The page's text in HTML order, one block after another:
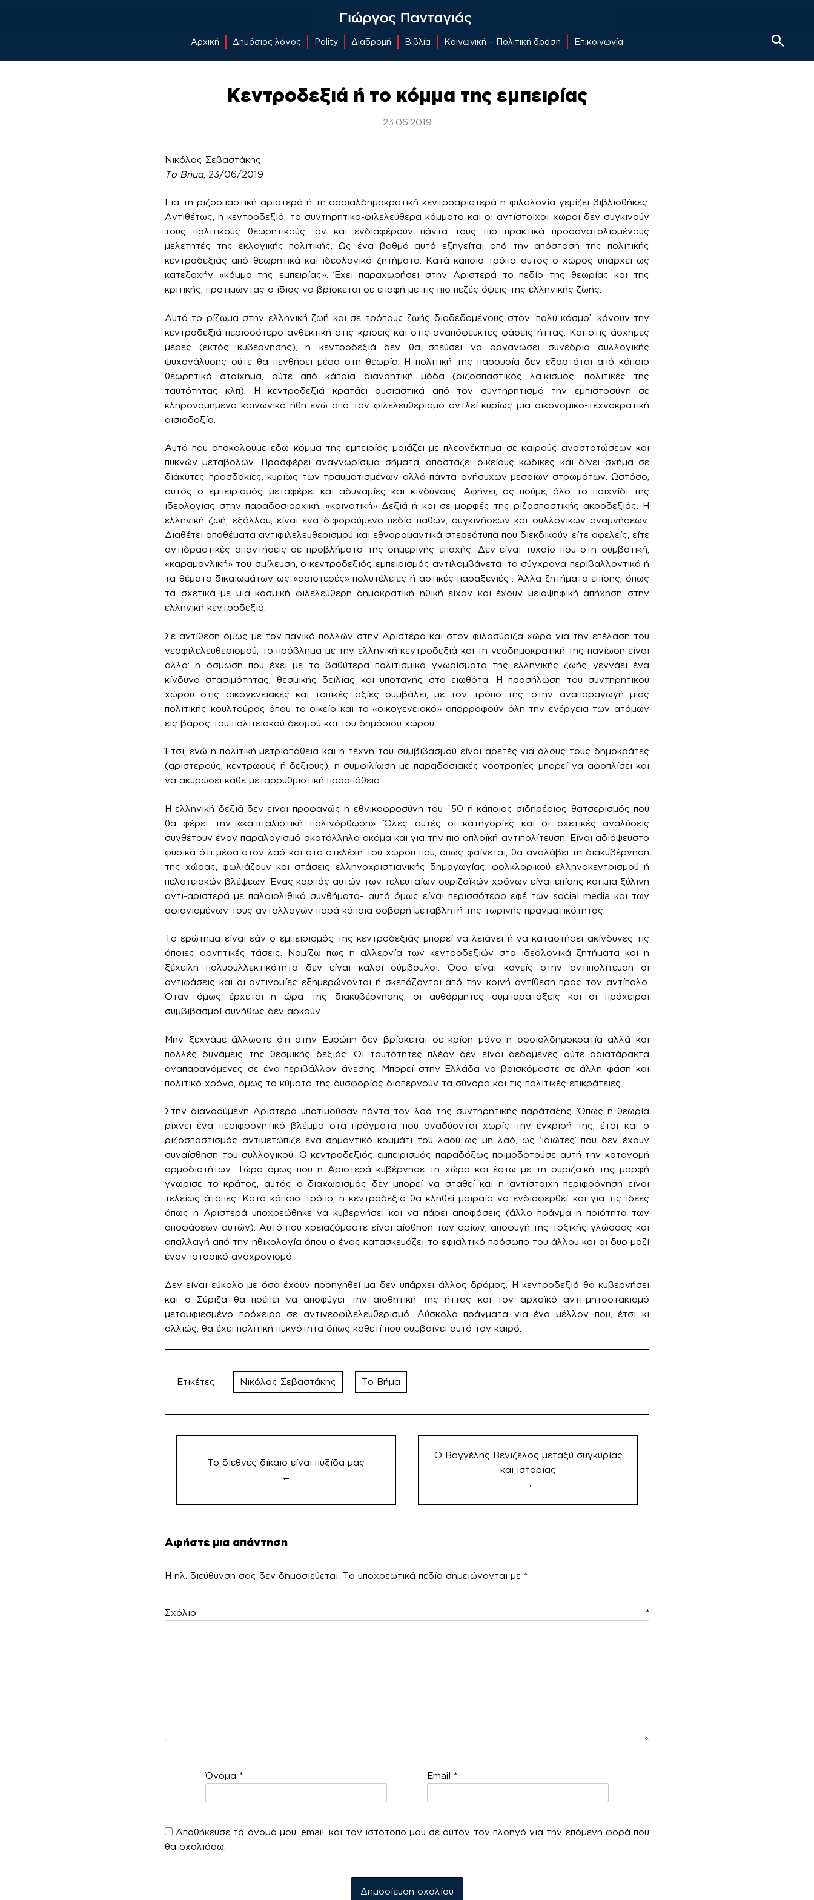
Αρχική Δημόσιος λόγος Polity Διαδρομή Βιβλία Κοινωνική – Πολιτική δράση Επικοινωνία
Κεντροδεξιά ή το κόμμα της εμπειρίας
23.06.2019
Νικόλας Σεβαστάκης
Το Βήμα, 23/06/2019
Για τη ριζοσπαστική αριστερά ή τη σοσιαλδημοκρατική κεντροαριστερά η φιλολογία γεμίζει βιβλιοθήκες.
Αντιθέτως, η κεντροδεξιά, τα συντηρητικο-φιλελεύθερα κόμματα και οι αντίστοιχοι χώροι δεν συγκινούν
τους πολιτικούς θεωρητικούς, αν και ενδιαφέρουν πάντα τους πιο πρακτικά προσανατολισμένους
μελετητές της εκλογικής πολιτικής. Ως ένα βαθμό αυτό εξηγείται από την απόσταση της πολιτικής
κεντροδεξιάς από θεωρητικά και ιδεολογικά ζητήματα. Κατά κάποιο τρόπο αυτός ο χώρος υπάρχει ως
κατεξοχήν «κόμμα της εμπειρίας». Έχει παραχωρήσει στην Αριστερά το πεδίο της θεωρίας και της
κριτικής, προτιμώντας ο ίδιος να βρίσκεται σε επαφή με τις πιο πεζές όψεις της ελληνικής ζωής.
Αυτό το ρίζωμα στην ελληνική ζωή και σε τρόπους ζωής διαδεδομένους στον ‘πολύ κόσμο’, κάνουν την
κεντροδεξιά περισσότερο ανθεκτική στις κρίσεις και στις αναπόφευκτες φάσεις ήττας. Και στις άσχημες
μέρες (εκτός κυβέρνησης), η κεντροδεξιά δεν θα σπεύσει να οργανώσει συνέδρια συλλογικής
ψυχανάλυσης ούτε θα πενθήσει μέσα στη θεωρία. Η πολιτική της παρουσία δεν εξαρτάται από κάποιο
θεωρητικό στοίχημα, ούτε από κάποια διανοητική μόδα (ριζοσπαστικός λαϊκισμός, πολιτικές της
ταυτότητας κλπ). Η κεντροδεξιά κρατάει ουσιαστικά από τον συντηρητισμό την εμπιστοσύνη σε
κληρονομημένα κοινωνικά ήθη ενώ από τον φιλελευθερισμό αντλεί κυρίως μια οικονομικο-τεχνοκρατική
αισιοδοξία.
Αυτό που αποκαλούμε εδώ κόμμα της εμπειρίας μοιάζει με πλεονέκτημα σε καιρούς αναστατώσεων και
πυκνών μεταβολών. Προσφέρει αναγνωρίσιμα σήματα, αποστάζει οικείους κώδικες και δίνει σχήμα σε
διάχυτες προσδοκίες, κυρίως των τραυματισμένων αλλά πάντα ανήσυχων μεσαίων στρωμάτων. Ωστόσο,
αυτός ο εμπειρισμός μεταφέρει και αδυναμίες και κινδύνους. Αφήνει, ας πούμε, όλο το παιχνίδι της
ιδεολογίας στην παραδοσιαρχική, «κοινοτική» Δεξιά ή και σε μορφές της ριζοσπαστικής ακροδεξιάς. Η
ελληνική ζωή, εξάλλου, είναι ένα διφορούμενο πεδίο παθών, συγκινήσεων και συλλογικών αναμνήσεων.
Διαθέτει αποθέματα αντιφιλελευθερισμού και εθνορομαντικά στερεότυπα που διεκδικούν είτε αφελείς, είτε
αντιδραστικές απαντήσεις σε προβλήματα της σημερινής εποχής. Δεν είναι τυχαίο που στη συμβατική,
«καραμανλική» του σμίλευση, ο κεντροδεξιός εμπειρισμός αντιλαμβάνεται τα σύγχρονα περιβαλλοντικά ή
τα θέματα δικαιωμάτων ως «αριστερές» πολυτέλειες ή αστικές παραξενιές . Άλλα ζητήματα επίσης, όπως
τα σχετικά με μια κοσμική φιλελεύθερη δημοκρατική ηθική είχαν και έχουν μειοψηφική απήχηση στην
ελληνική κεντροδεξιά.
Σε αντίθεση όμως με τον πανικό πολλών στην Αριστερά και στον φιλοσύριζα χώρο για την επέλαση του
νεοφιλελευθερισμού, το πρόβλημα με την ελληνική κεντροδεξιά και τη νεοδημοκρατική της παγίωση είναι
άλλο: η όσμωση που έχει με τα βαθύτερα πολιτισμικά γνωρίσματα της ελληνικής ζωής γεννάει ένα
κίνδυνο στασιμότητας, θεσμικής δειλίας και υποταγής στα ειωθότα. Η προσήλωση του συντηρητικού
χώρου στις οικογενειακές και τοπικές αξίες συμβάλει, με τον τρόπο της, στην αναπαραγωγή μιας
πολιτικής κουλτούρας όπου το οικείο και το «οικογενειακό» απορροφούν όλη την ενέργεια των ατόμων
εις βάρος του πολιτειακού δεσμού και του δημόσιου χώρου.
Έτσι, ενώ η πολιτική μετριοπάθεια και η τέχνη του συμβιβασμού είναι αρετές για όλους τους δημοκράτες
(αριστερούς, κεντρώους ή δεξιούς), η συμφιλίωση με παραδοσιακές νοοτροπίες μπορεί να αφοπλίσει και
να ακυρώσει κάθε μεταρρυθμιστική προσπάθεια.
Η ελληνική δεξιά δεν είναι προφανώς η εθνικοφροσύνη του ΄50 ή κάποιος σιδηρέριος θατσερισμός που
θα φέρει την «καπιταλιστική παλινόρθωση». Όλες αυτές οι κατηγορίες και οι σχετικές αναλύσεις
συνθέτουν έναν παραλογισμό ακατάλληλο ακόμα και για την πιο απλοϊκή αντιπολίτευση. Είναι αδιάψευστο
φυσικά ότι μέσα στον λαό και στα στελέχη του χώρου που, όπως φαίνεται, θα αναλάβει τη διακυβέρνηση
της χώρας, φωλιάζουν και στάσεις ελληνοχριστιανικής δημαγωγίας, φολκλορικού ελληνοκεντρισμού ή
πελατειακών βλέψεων. Ένας καρπός αυτών των τελευταίων συριζαϊκών χρόνων είναι επίσης και μια ξύλινη
αντι-αριστερά με παλαιολιθικά συνθήματα- αυτό όμως είναι περισσότερο εφέ των social media και των
αφιονισμένων τους ανταλλαγών παρά κάποια σοβαρή μεταβλητή της τωρινής πραγματικότητας.
Το ερώτημα είναι εάν ο εμπειρισμός της κεντροδεξιάς μπορεί να λειάνει ή να καταστήσει ακίνδυνες τις
όποιες αρνητικές τάσεις. Νομίζω πως η αλλεργία των κεντροδεξιών στα ιδεολογικά ζητήματα και η
ξέχειλη πολυσυλλεκτικότητα δεν είναι καλοί σύμβουλοι. Όσο είναι κανείς στην αντιπολίτευση οι
αντιφάσεις και οι αντινομίες εξημερώνονται ή σκεπάζονται από την κοινή αντίθεση προς τον αντίπαλο.
Όταν όμως έρχεται η ώρα της διακυβέρνησης, οι αυθόρμητες συμπαρατάξεις και οι πρόχειροι
συμβιβασμοί συνήθως δεν αρκούν.
Μην ξεχνάμε άλλωστε ότι στην Ευρώπη δεν βρίσκεται σε κρίση μόνο η σοσιαλδημοκρατία αλλά και
πολλές δυνάμεις της θεσμικής δεξιάς. Οι ταυτότητες πλέον δεν είναι δεδομένες ούτε αδιατάρακτα
αναπαραγόμενες σε ένα περιβάλλον άνεσης. Μπορεί στην Ελλάδα να βρισκόμαστε σε άλλη φάση και
πολιτικό χρόνο, όμως τα κύματα της δυσφορίας διαπερνούν τα σύνορα και τις πολιτικές επικράτειες.
Στην διανοούμενη Αριστερά υποτιμούσαν πάντα τον λαό της συντηρητικής παράταξης. Όπως η θεωρία
ρίχνει ένα περιφρονητικό βλέμμα στα πράγματα που αναδύονται χωρίς την έγκρισή της, έτσι και ο
ριζοσπαστισμός αντιμετώπιζε ένα σημαντικό κομμάτι του λαού ως μη λαό, ως ‘ιδιώτες’ που δεν έχουν
συναίσθηση του συλλογικού. Ο κεντροδεξιός εμπειρισμός παραδόξως πριμοδοτούσε αυτή την κατανομή
αρμοδιοτήτων. Τώρα όμως που η Αριστερά κυβέρνησε τη χώρα και έστω με τη συριζαϊκή της μορφή
γνώρισε το κράτος, αυτός ο διαχωρισμός δεν μπορεί να σταθεί και η αντίστοιχη περιφρόνηση είναι
τελείως άτοπες. Κατά κάποιο τρόπο, η κεντροδεξιά θα κληθεί μοιραία να ενδιαφερθεί και για τις ιδέες
όπως η Αριστερά υποχρεώθηκε να κυβερνήσει και να πάρει αποφάσεις (άλλο πράγμα η ποιότητα των
αποφάσεων αυτών). Αυτό που χρειαζόμαστε είναι αίσθηση των ορίων, αποφυγή της τοξικής γλώσσας και
απαλλαγή από την ηθικολογία όπου ο ένας κατασκευάζει το εφιαλτικό πρόσωπο του άλλου και οι δυο μαζί
έναν ιστορικό αναχρονισμό.
Δεν είναι εύκολο με όσα έχουν προηγηθεί μα δεν υπάρχει άλλος δρόμος. Η κεντροδεξιά θα κυβερνήσει
και ο Σύριζα θα πρέπει να αποφύγει την αισθητική της ήττας και τον αρχαϊκό αντι-μητσοτακισμό
μεταμφιεσμένο πρόχειρα σε αντινεοφιλελευθερισμό. Δύσκολα πράγματα για ένα μέλλον που, έτσι κι
αλλιώς, θα έχει πολιτική πυκνότητα όπως καθετί που συμβαίνει αυτό τον καιρό.
Ετικέτες Νικόλας Σεβαστάκης Το Βήμα
Πλοήγηση
Το διεθνές δίκαιο είναι πυξίδα μας
←
Ο Βαγγέλης Βενιζέλος μεταξύ συγκυρίας
και ιστορίας
→
Αφήστε μια απάντηση
Η ηλ. διεύθυνση σας δεν δημοσιεύεται. Τα υποχρεωτικά πεδία σημειώνονται με *
Σχόλιο *
Όνομα * Email *
Αποθήκευσε το όνομά μου, email, και τον ιστότοπο μου σε αυτόν τον πλοηγό για την επόμενη φορά που
θα σχολιάσω.